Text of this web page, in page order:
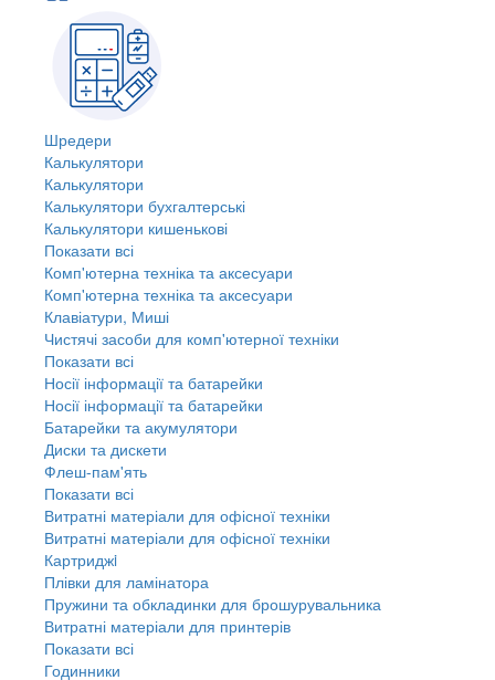
Шредери
Калькулятори
Калькулятори
Калькулятори бухгалтерські
Калькулятори кишенькові
Показати всі
Комп'ютерна техніка та аксесуари
Комп'ютерна техніка та аксесуари
Клавіатури, Миші
Чистячі засоби для комп'ютерної техніки
Показати всі
Носії інформації та батарейки
Носії інформації та батарейки
Батарейки та акумулятори
Диски та дискети
Флеш-пам'ять
Показати всі
Витратні матеріали для офісної техніки
Витратні матеріали для офісної техніки
Картриджi
Плівки для ламінатора
Пружини та обкладинки для брошурувальника
Витратні матеріали для принтерів
Показати всі
Годинники